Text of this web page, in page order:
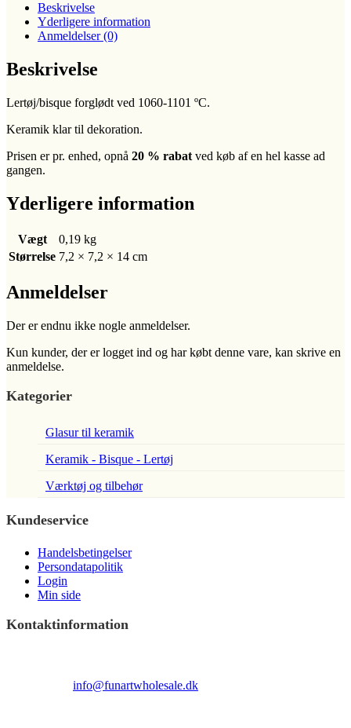
Beskrivelse
Yderligere information
Anmeldelser (0)
Beskrivelse
Lertøj/bisque forglødt ved 1060-1101 ºC.
Keramik klar til dekoration.
Prisen er pr. enhed, opnå 20 % rabat ved køb af en hel kasse ad
gangen.
Yderligere information
Vægt
0,19 kg
Størrelse 7,2 × 7,2 × 14 cm
Anmeldelser
Der er endnu ikke nogle anmeldelser.
Kun kunder, der er logget ind og har købt denne vare, kan skrive en
anmeldelse.
Kategorier
Glasur til keramik
Keramik - Bisque - Lertøj
Værktøj og tilbehør
Kundeservice
Handelsbetingelser
Persondatapolitik
Login
Min side
Kontaktinformation
info@funartwholesale.dk